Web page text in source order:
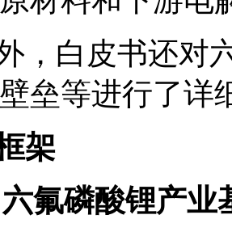
，白皮书还对
垒等进行了详
架
氟磷酸锂产业